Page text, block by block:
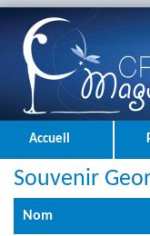
Accueil
Souvenir
Nom